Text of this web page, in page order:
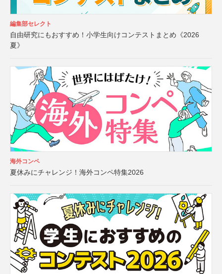
編集部セレクト
自由研究にもおすすめ！小学生向けコンテストまとめ《2026
夏》
海外コンペ
夏休みにチャレンジ！海外コンペ特集2026